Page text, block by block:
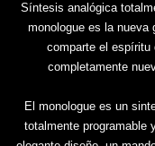
Síntesis analógica
monologue es la nueva
comparte el espíritu
completamente
El monologue es un
totalmente programable